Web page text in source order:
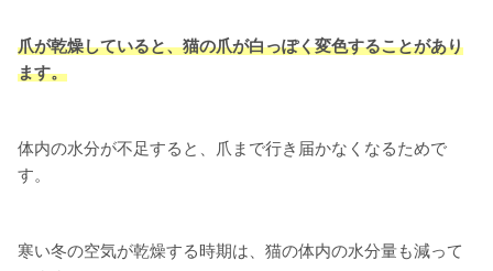
爪が乾燥していると、猫の爪が白っぽく変色することがあり
ます。
体内の水分が不足すると、爪まで行き届かなくなるためで
す。
寒い冬の空気が乾燥する時期は、猫の体内の水分量も減って